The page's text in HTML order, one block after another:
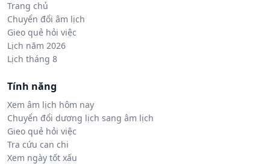
Trang chủ
Chuyển đổi âm lịch
Gieo quẻ hỏi việc
Lịch năm 2026
Lịch tháng 8
Tính năng
Xem âm lịch hôm nay
Chuyển đổi dương lịch sang âm lịch
Gieo quẻ hỏi việc
Tra cứu can chi
Xem ngày tốt xấu